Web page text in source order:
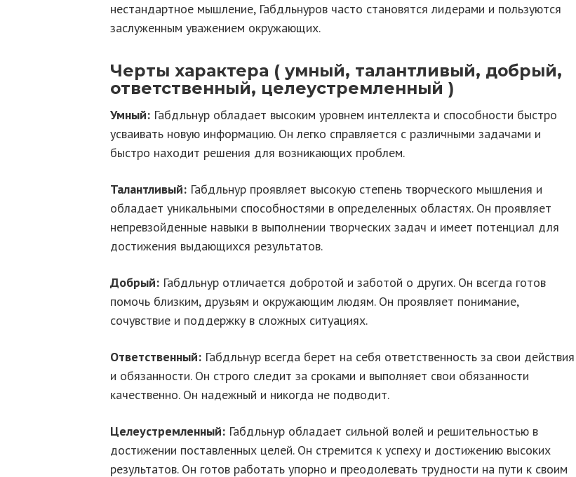
нестандартное мышление, Габдльнуров часто становятся лидерами и пользуются
заслуженным уважением окружающих.
Черты характера ( умный, талантливый, добрый,
ответственный, целеустремленный )
Умный: Габдльнур обладает высоким уровнем интеллекта и способности быстро
усваивать новую информацию. Он легко справляется с различными задачами и
быстро находит решения для возникающих проблем.
Талантливый: Габдльнур проявляет высокую степень творческого мышления и
обладает уникальными способностями в определенных областях. Он проявляет
непревзойденные навыки в выполнении творческих задач и имеет потенциал для
достижения выдающихся результатов.
Добрый: Габдльнур отличается добротой и заботой о других. Он всегда готов
помочь близким, друзьям и окружающим людям. Он проявляет понимание,
сочувствие и поддержку в сложных ситуациях.
Ответственный: Габдльнур всегда берет на себя ответственность за свои действия
и обязанности. Он строго следит за сроками и выполняет свои обязанности
качественно. Он надежный и никогда не подводит.
Целеустремленный: Габдльнур обладает сильной волей и решительностью в
достижении поставленных целей. Он стремится к успеху и достижению высоких
результатов. Он готов работать упорно и преодолевать трудности на пути к своим